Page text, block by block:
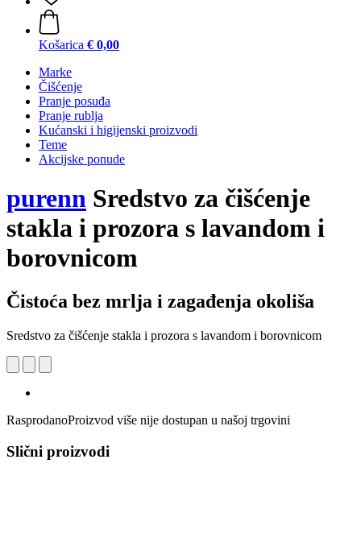
Košarica € 0,00
Marke
Čišćenje
Pranje posuđa
Pranje rublja
Kućanski i higijenski proizvodi
Teme
Akcijske ponude
purenn Sredstvo za čišćenje
stakla i prozora s lavandom i
borovnicom
Čistoća bez mrlja i zagađenja okoliša
Sredstvo za čišćenje stakla i prozora s lavandom i borovnicom
RasprodanoProizvod više nije dostupan u našoj trgovini
Slični proizvodi